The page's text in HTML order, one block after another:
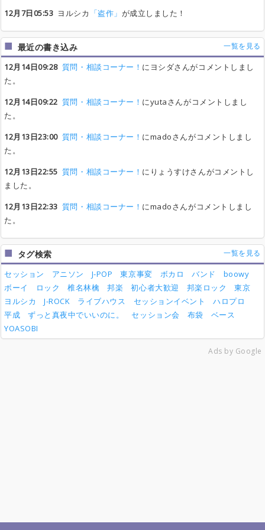
12月7日05:53 ヨルシカ 「盗作」 が成立しました！
最近の書き込み 一覧を見る
12月14日09:28 質問・相談コーナー！ にヨシダさんがコメントしまし
た。
12月14日09:22 質問・相談コーナー！ にyutaさんがコメントしまし
た。
12月13日23:00 質問・相談コーナー！ にmadoさんがコメントしまし
た。
12月13日22:55 質問・相談コーナー！ にりょうすけさんがコメントし
ました。
12月13日22:33 質問・相談コーナー！ にmadoさんがコメントしまし
た。
タグ検索 一覧を見る
セッション アニソン J-POP 東京事変 ボカロ バンド
boowy
ボーイ
ロック 椎名林檎 邦楽 初心者大歓迎 邦楽ロック
東京
ヨルシカ
J-ROCK ライブハウス セッションイベント
ハロプロ
平成
ずっと真夜中でいいのに。 セッション会 布袋
ベース
YOASOBI
Ads by Google